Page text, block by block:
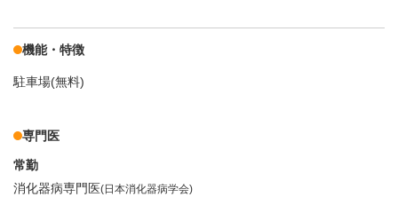
機能・特徴
駐車場(無料)
専門医
常勤
消化器病専門医(日本消化器病学会)